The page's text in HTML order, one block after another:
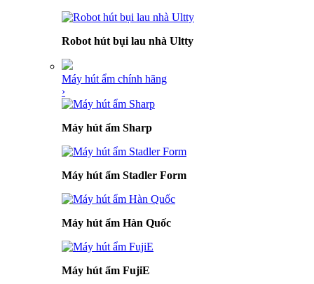
Robot hút bụi lau nhà Ultty
Máy hút ẩm chính hãng
›
Máy hút ẩm Sharp
Máy hút ẩm Stadler Form
Máy hút ẩm Hàn Quốc
Máy hút ẩm FujiE